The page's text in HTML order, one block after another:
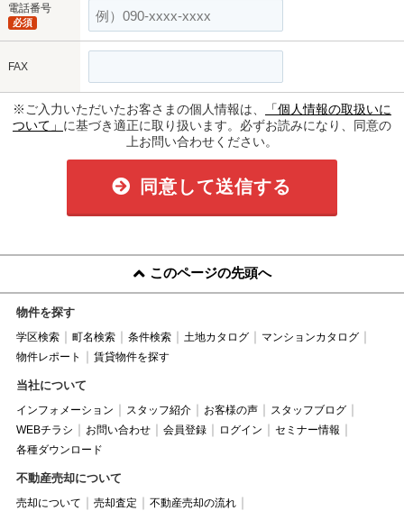
電話番号
必須
FAX
※ご入力いただいたお客さまの個人情報は、
「個人情報の取扱いに
ついて」 に基づき適正に取り扱います。必ずお読みになり、同意の
上お問い合わせください。
同意して送信する
このページの先頭へ
物件を探す
学区検索 町名検索 条件検索 土地カタログ
マンションカタログ
物件レポート
賃貸物件を探す
当社について
インフォメーション スタッフ紹介 お客様の声
スタッフブログ
WEBチラシ
お問い合わせ 会員登録 ログイン
セミナー情報
各種ダウンロード
不動産売却について
売却について 売却査定
不動産売却の流れ